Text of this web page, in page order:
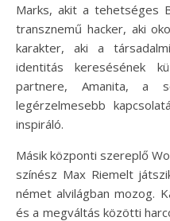
Marks, akit a tehetséges
transznemű hacker, aki
karakter, aki a
identitás keresésének
partnere, Amanita, a
legérzelmesebb
inspiráló.
Másik központi szereplő
színész Max Riemelt
német alvilágban mozog.
és a megváltás közötti